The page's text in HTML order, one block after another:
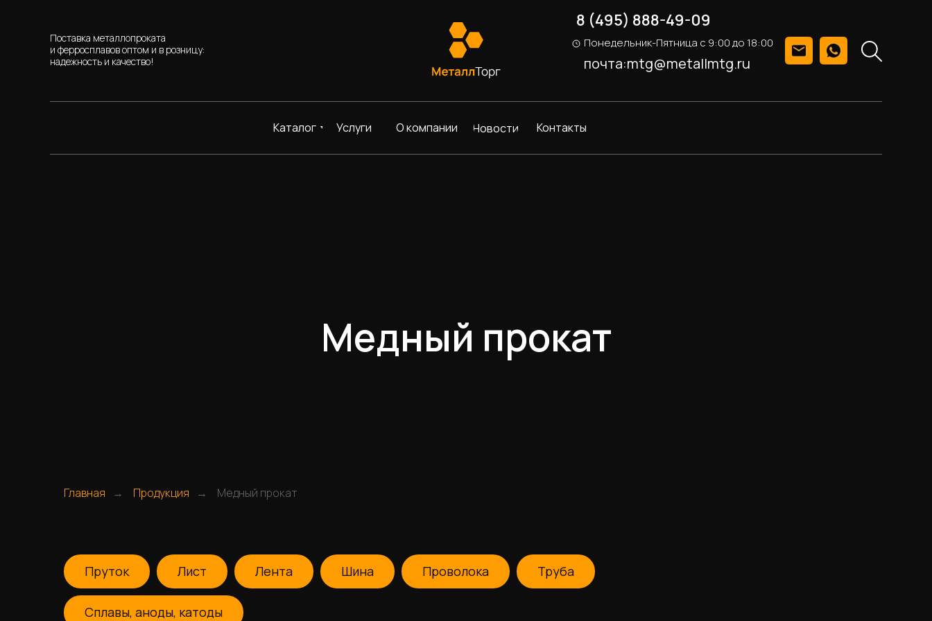
Поставка металлопроката
и ферросплавов оптом и в розницу:
надежность и качество!
8 (495) 888-49-09
Понедельник-Пятница с 9:00 до 18:00
почта:mtg@metallmtg.ru
О компании
Услуги Новости
Каталог Контакты
Медный прокат
Главная → Продукция → Медный прокат
Пруток Лист Лента Шина Проволока Труба
Сплавы, аноды, катоды